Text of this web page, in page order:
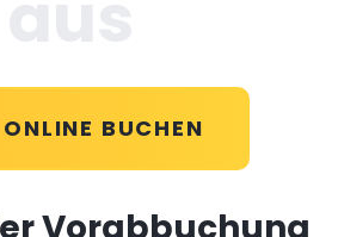
BUCHEN